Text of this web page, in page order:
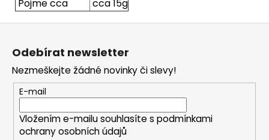
Pojme cca
cca 15g
Odebírat newsletter
Nezmeškejte žádné novinky či slevy!
E-mail
Vložením e-mailu souhlasíte s podmínkami
ochrany osobních údajů